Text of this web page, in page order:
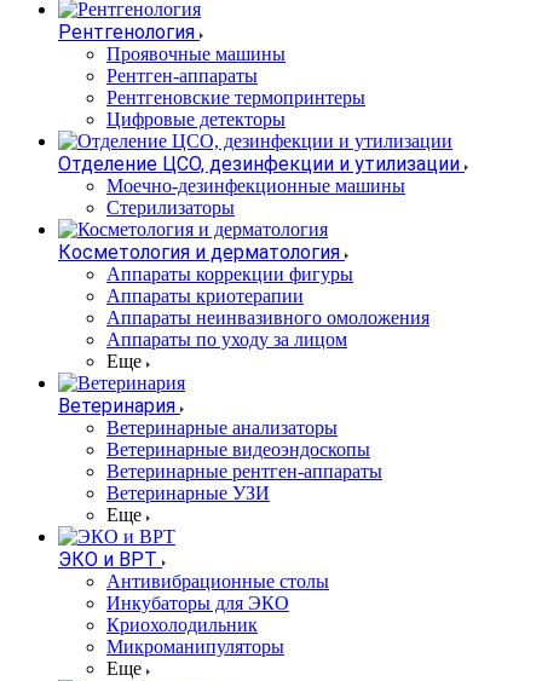
Рентгенология
Проявочные машины
Рентген-аппараты
Рентгеновские термопринтеры
Цифровые детекторы
Отделение ЦСО, дезинфекции и утилизации
Моечно-дезинфекционные машины
Стерилизаторы
Косметология и дерматология
Аппараты коррекции фигуры
Аппараты криотерапии
Аппараты неинвазивного омоложения
Аппараты по уходу за лицом
Еще
Ветеринария
Ветеринарные анализаторы
Ветеринарные видеоэндоскопы
Ветеринарные рентген-аппараты
Ветеринарные УЗИ
Еще
ЭКО и ВРТ
Антивибрационные столы
Инкубаторы для ЭКО
Криохолодильник
Микроманипуляторы
Еще